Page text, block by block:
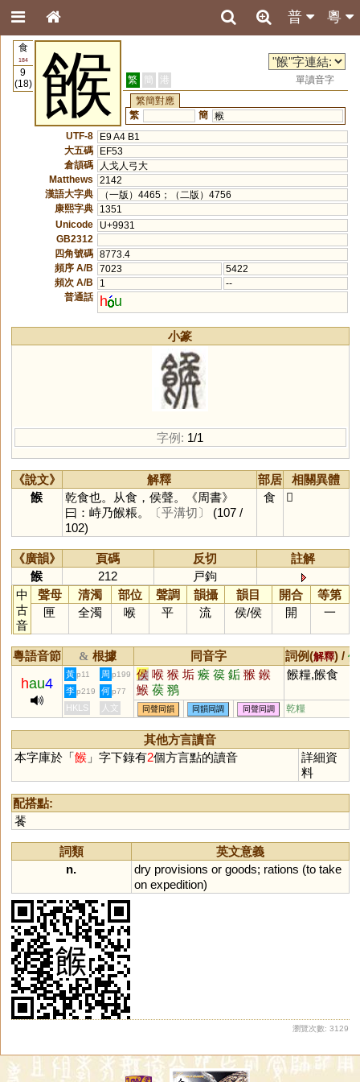
粵
普
食
184
9
(18)
餱 繁 簡 港
單讀音字
繁簡對應
繁
簡 糇
UTF-8
E9 A4 B1
大五碼
EF53
倉頡碼
人戈人弓大
Matthews
2142
漢語大字典
（一版）4465；（二版）4756
康熙字典
1351
Unicode
U+9931
GB2312
四角號碼 8773.4
頻序 A/B
7023
5422
頻次 A/B
1
--
普通話
h u
小篆
字例: 1/1
《說文》 解釋 部居
相關異體
餱
乾食也。从食，侯聲。《周書》
曰：峙乃餱粻。
〔乎溝切〕
(107 /
102)
食 𩝍
《廣韻》 頁碼 反切
註解
餱
212
戸鉤
中
古
音
聲母 清濁 部位 聲調 韻攝 韻目 開合
等第
匣
全濁 喉 平 流 侯/侯 開 一
粵語音節 & 根據 同音字 詞例(解釋) /
hau4
黃 p11 周 p199 侯 喉 猴 垢 瘊 篌 銗 翭 鍭
鯸 葔 翵
餱糧,餱食
李 p219 何 p77
HKLS 人文 同聲同韻 同韻同調 同聲同調 乾糧
其他方言讀音
本字庫於「餱」字下錄有2個方言點的讀音
詳細資
料
配搭點:
餥
詞類
英文意義
n.
dry provisions or goods; rations (to take
on expedition)
瀏覽次數: 3129